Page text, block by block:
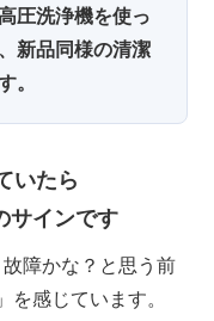
圧洗浄機を使っ
新品同様の清潔
。
いたら
サインです
障かな？と思う前
感じています。